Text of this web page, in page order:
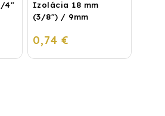
4"
Izolácia 18 mm
(3/8") / 9mm
0,74 €